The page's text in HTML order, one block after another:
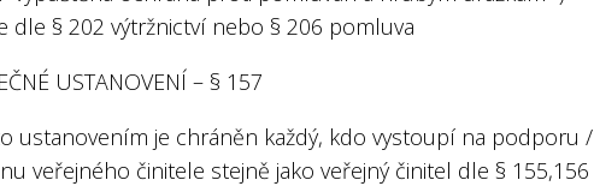
dle § 202 výtržnictví nebo § 206 pomluva
USTANOVENÍ – § 157
ustanovením je chráněn každý, kdo vystoupí na podporu /
veřejného činitele stejně jako veřejný činitel dle § 155,156